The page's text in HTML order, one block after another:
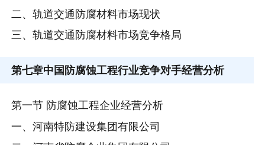
二、轨道交通防腐材料市场现状
三、轨道交通防腐材料市场竞争格局
第七章中国防腐蚀工程行业竞争对手经营分析
第一节 防腐蚀工程企业经营分析
一、河南特防建设集团有限公司